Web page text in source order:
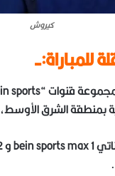
كيروش
للمباراة:-
بمنطقة الشرق الأوسط،